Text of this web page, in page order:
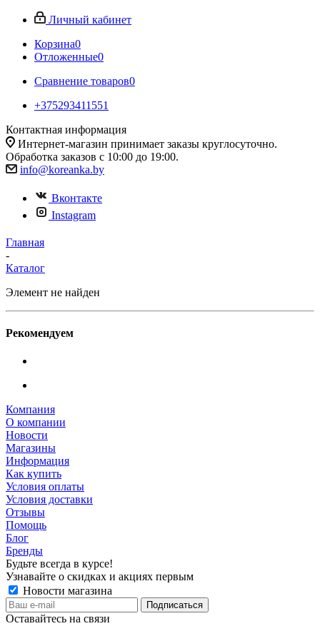
Личный кабинет
Корзина0
Отложенные0
Сравнение товаров0
+375293411551
Контактная информация
Интернет-магазин принимает заказы круглосуточно.
Обработка заказов с 10:00 до 19:00.
info@koreanka.by
Вконтакте
Instagram
Главная
-
Каталог
Элемент не найден
Рекомендуем
Компания
О компании
Новости
Магазины
Информация
Как купить
Условия оплаты
Условия доставки
Отзывы
Помощь
Блог
Бренды
Будьте всегда в курсе!
Узнавайте о скидках и акциях первым
Новости магазина
Оставайтесь на связи